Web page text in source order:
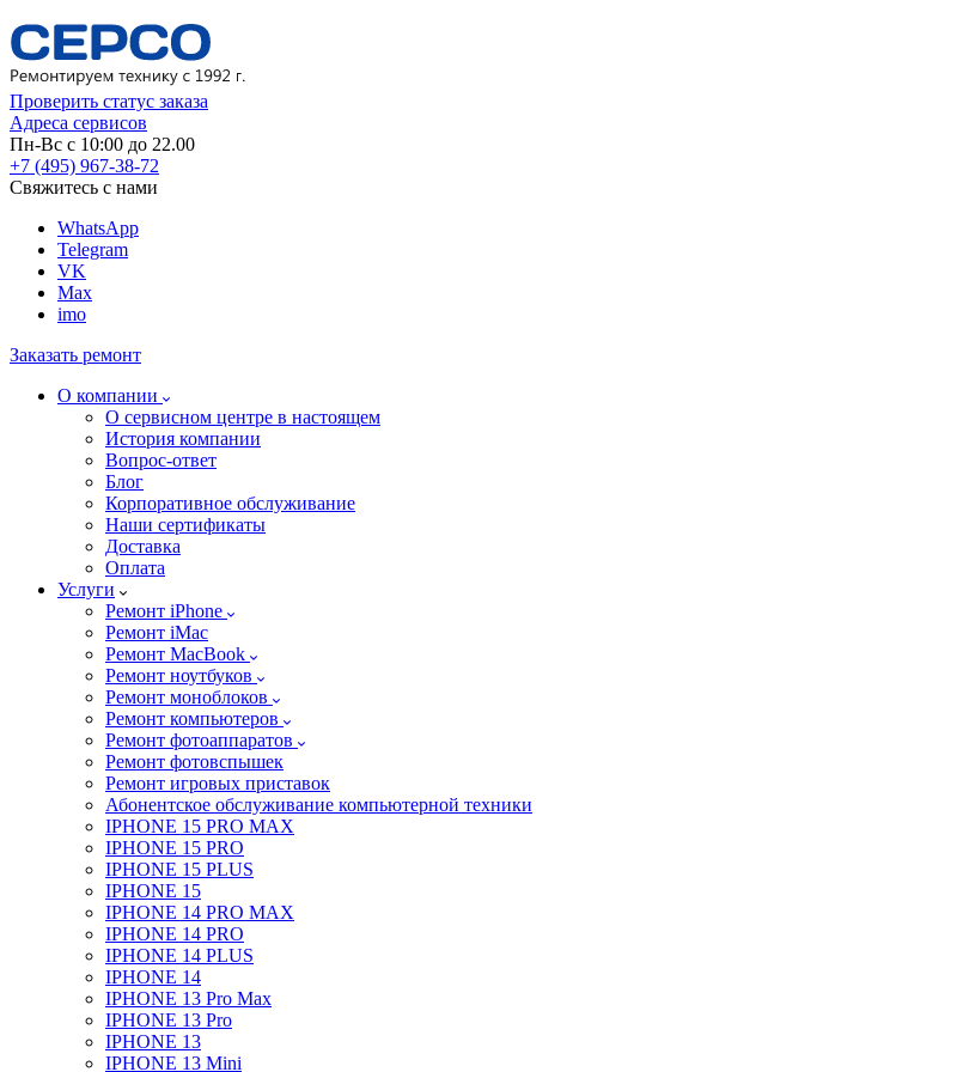
Проверить статус заказа
Адреса сервисов
Пн-Вс с 10:00 до 22.00
+7 (495) 967-38-72
Свяжитесь с нами
WhatsApp
Telegram
VK
Max
imo
Заказать ремонт
О компании
О сервисном центре в настоящем
История компании
Вопрос-ответ
Блог
Корпоративное обслуживание
Наши сертификаты
Доставка
Оплата
Услуги
Ремонт iPhone
Ремонт iMac
Ремонт MacBook
Ремонт ноутбуков
Ремонт моноблоков
Ремонт компьютеров
Ремонт фотоаппаратов
Ремонт фотовспышек
Ремонт игровых приставок
Абонентское обслуживание компьютерной техники
IPHONE 15 PRO MAX
IPHONE 15 PRO
IPHONE 15 PLUS
IPHONE 15
IPHONE 14 PRO MAX
IPHONE 14 PRO
IPHONE 14 PLUS
IPHONE 14
IPHONE 13 Pro Max
IPHONE 13 Pro
IPHONE 13
IPHONE 13 Mini